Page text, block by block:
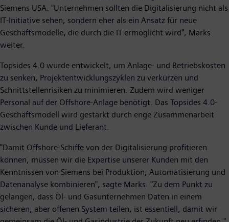
Siemens USA. "Unternehmen sollten die Digitalisierung nicht als
IT-Initiative sehen, sondern eher als ein Ansatz für neue
Geschäftsmodelle, die durch die IT ermöglicht wird", Marks
weiter.
Topsides 4.0 wurde entwickelt, um Anlage- und Betriebskosten
zu senken, Projektentwicklungszyklen zu verkürzen und
Schnittstellenrisiken zu minimieren. Zudem wird weniger
Personal auf der Offshore-Anlage benötigt. Das Topsides 4.0-
Geschäftsmodell wird gestärkt durch enge Zusammenarbeit
zwischen Kunde und Lieferant.
"Damit Offshore-Schiffe von der Digitalisierung profitieren
können, müssen wir die Expertise unserer Kunden mit den
Kenntnissen von Siemens bei Produktion, Automatisierung und
Datenanalyse kombinieren", sagte Marks. "Zu dem Punkt zu
gelangen, dass Öl- und Gasunternehmen Daten in einem
sicheren, aber offenen System teilen, ist essentiell, damit wir